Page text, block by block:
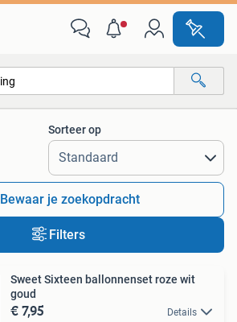
Alle afstanden…
Sorteer op
Bewaar je zoekopdracht
Filters
Sweet Sixteen ballonnenset roze wit
goud
€ 7,95 Details